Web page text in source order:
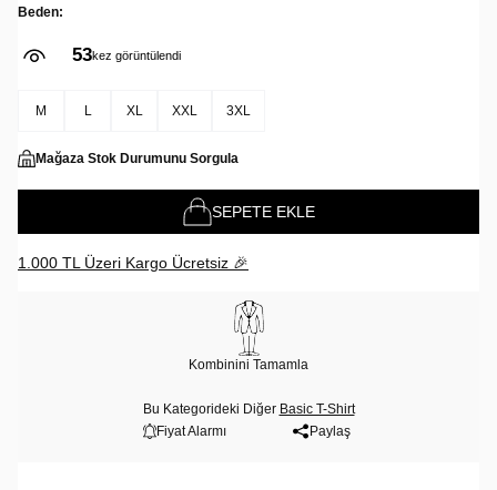
Beden:
53kez görüntülendi
M L XL XXL 3XL
Mağaza Stok Durumunu Sorgula
SEPETE EKLE
1.000 TL Üzeri Kargo Ücretsiz 🎉
Kombinini Tamamla
Bu Kategorideki Diğer Basic T-Shirt
Fiyat Alarmı
Paylaş